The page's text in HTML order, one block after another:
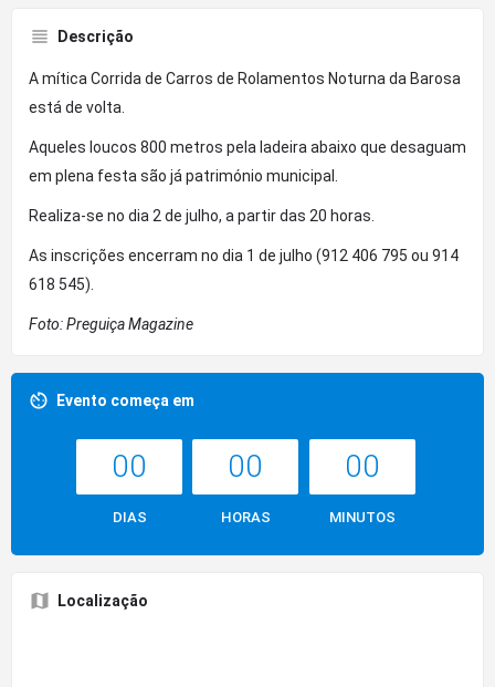
Descrição
A mítica Corrida de Carros de Rolamentos Noturna da Barosa
está de volta.
Aqueles loucos 800 metros pela ladeira abaixo que desaguam
em plena festa são já património municipal.
Realiza-se no dia 2 de julho, a partir das 20 horas.
As inscrições encerram no dia 1 de julho (912 406 795 ou 914
618 545).
Foto: Preguiça Magazine
Evento começa em
00
DIAS
00
HORAS
00
MINUTOS
Localização